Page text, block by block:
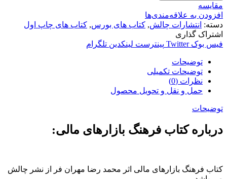
مقایسه
افزودن به علاقه‌مندی‌ها
دسته: انتشارات چالش, کتاب های بورس, کتاب های چاپ اول
اشتراک گذاری
فیس بوک Twitter پینترست لینکدین تلگرام
توضیحات
توضیحات تکمیلی
نظرات (0)
حمل و نقل و تحویل محصول
توضیحات
درباره کتاب فرهنگ بازارهای مالی:
کتاب فرهنگ بازارهای مالی اثر محمد رضا مهران فر از نشر چالش